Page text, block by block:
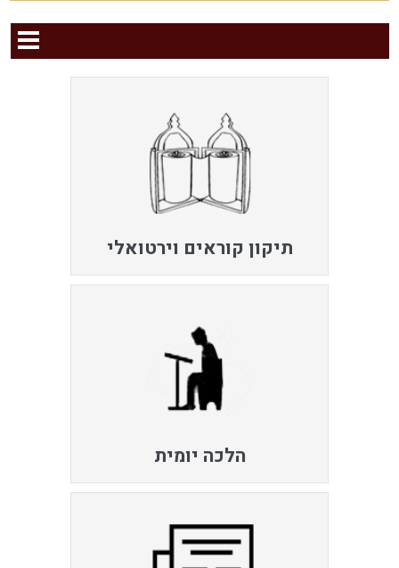
תיקון קוראים וירטואלי
הלכה יומית